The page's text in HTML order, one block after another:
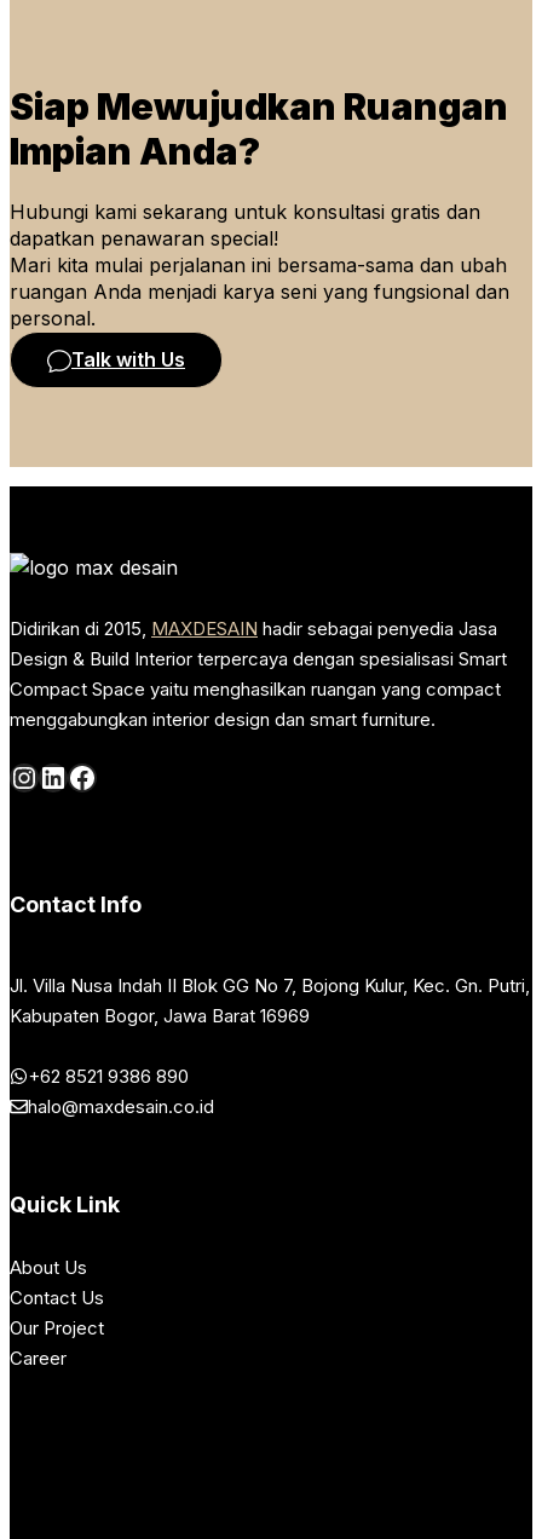
Siap Mewujudkan Ruangan
Impian Anda?
Hubungi kami sekarang untuk konsultasi gratis dan
dapatkan penawaran special!
Mari kita mulai perjalanan ini bersama-sama dan ubah
ruangan Anda menjadi karya seni yang fungsional dan
personal.
Talk with Us
Didirikan di 2015, MAXDESAIN hadir sebagai penyedia Jasa
Design & Build Interior terpercaya dengan spesialisasi Smart
Compact Space yaitu menghasilkan ruangan yang compact
menggabungkan interior design dan smart furniture.
Instagram
LinkedIn
Facebook
Contact Info
Jl. Villa Nusa Indah II Blok GG No 7, Bojong Kulur, Kec. Gn. Putri,
Kabupaten Bogor, Jawa Barat 16969
+62 8521 9386 890
halo@maxdesain.co.id
Quick Link
About Us
Contact Us
Our Project
Career